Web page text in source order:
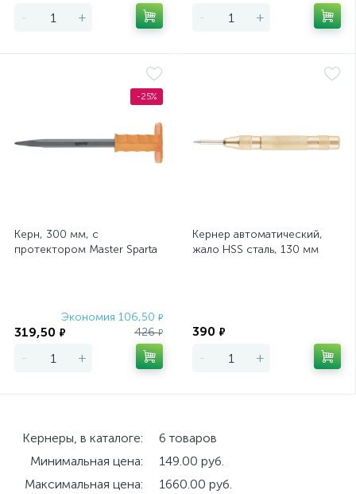
- + - +
-25%
Керн, 300 мм, с
протектором Master Sparta
Экономия 106,50 ₽
319,50 ₽ 426₽
- +
Кернер автоматический,
жало HSS сталь, 130 мм
390 ₽
- +
Кернеры, в каталоге:
6 товаров
Минимальная цена:
149.00 руб.
Максимальная цена:
1660.00 руб.